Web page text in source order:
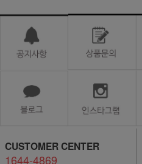
CUSTOMER CENTER
1644-4869